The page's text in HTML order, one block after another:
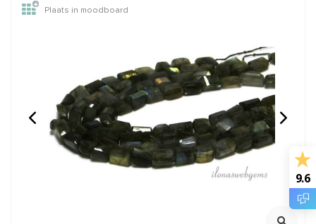
14/20 Gold filled
knijpkraaltjes buis ca.
2x2mm
Rijggat ca. 1.2mm
Klik voor staffelkorting
14/20 Gold filled kralen
rond van: 2 t/m 12mm
Plaats in moodboard
9.6